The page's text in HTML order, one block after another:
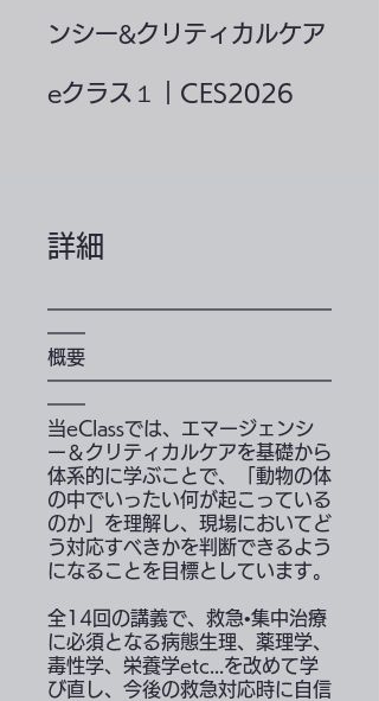
ンシー&クリティカルケア
eクラス１｜CES2026
詳細
━━━━━━━━━━━━━━━
━━
概要
━━━━━━━━━━━━━━━
━━
当eClassでは、エマージェンシ
ー＆クリティカルケアを基礎から
体系的に学ぶことで、「動物の体
の中でいったい何が起こっている
のか」を理解し、現場においてど
う対応すべきかを判断できるよう
になることを目標としています。
全14回の講義で、救急•集中治療
に必須となる病態生理、薬理学、
毒性学、栄養学etc...を改めて学
び直し、今後の救急対応時に自信